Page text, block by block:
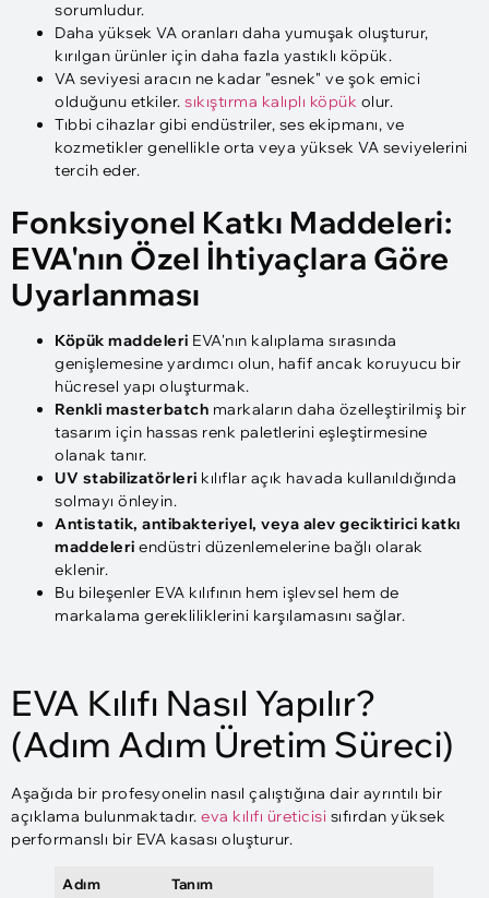
sorumludur.
Daha yüksek VA oranları daha yumuşak oluşturur,
kırılgan ürünler için daha fazla yastıklı köpük.
VA seviyesi aracın ne kadar "esnek" ve şok emici
olduğunu etkiler. sıkıştırma kalıplı köpük olur.
Tıbbi cihazlar gibi endüstriler, ses ekipmanı, ve
kozmetikler genellikle orta veya yüksek VA seviyelerini
tercih eder.
Fonksiyonel Katkı Maddeleri:
EVA'nın Özel İhtiyaçlara Göre
Uyarlanması
Köpük maddeleri EVA'nın kalıplama sırasında
genişlemesine yardımcı olun, hafif ancak koruyucu bir
hücresel yapı oluşturmak.
Renkli masterbatch markaların daha özelleştirilmiş bir
tasarım için hassas renk paletlerini eşleştirmesine
olanak tanır.
UV stabilizatörleri kılıflar açık havada kullanıldığında
solmayı önleyin.
Antistatik, antibakteriyel, veya alev geciktirici katkı
maddeleri endüstri düzenlemelerine bağlı olarak
eklenir.
Bu bileşenler EVA kılıfının hem işlevsel hem de
markalama gerekliliklerini karşılamasını sağlar.
EVA Kılıfı Nasıl Yapılır?
(Adım Adım Üretim Süreci)
Aşağıda bir profesyonelin nasıl çalıştığına dair ayrıntılı bir
açıklama bulunmaktadır. eva kılıfı üreticisi sıfırdan yüksek
performanslı bir EVA kasası oluşturur.
Adım
Tanım